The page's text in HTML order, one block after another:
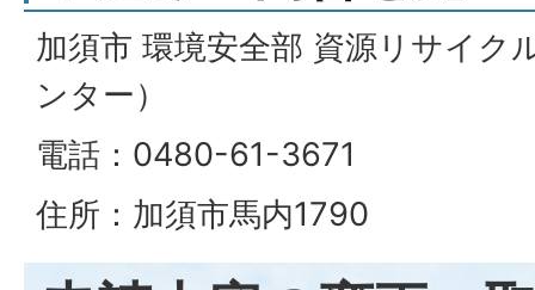
加須市 環境安全部 資源リサイク
ンター）
電話：0480-61-3671
住所：加須市馬内1790